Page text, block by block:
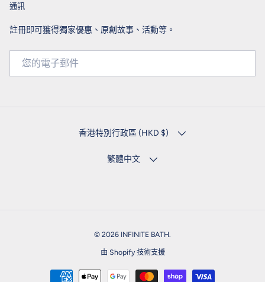
通訊
註冊即可獲得獨家優惠、原創故事、活動等。
電子郵件
國家/地區
香港特別行政區 (HKD $)
語言
繁體中文
© 2026 INFINITE BATH
由 Shopify 技術支援